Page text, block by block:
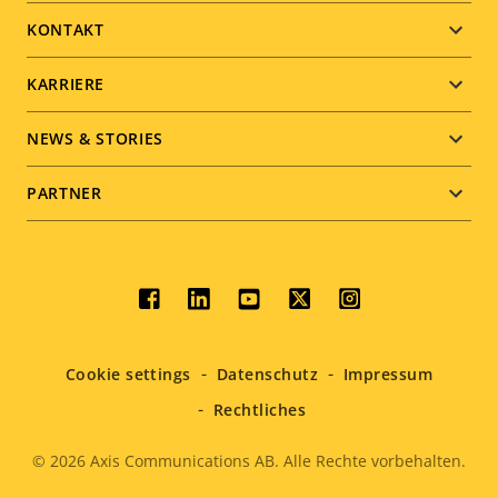
menu
KONTAKT
KARRIERE
NEWS & STORIES
PARTNER
Social
menu
Legal
© 2026 Axis Communications AB. Alle Rechte vorbehalten.
Cookie settings Datenschutz
Impressum
Rechtliches